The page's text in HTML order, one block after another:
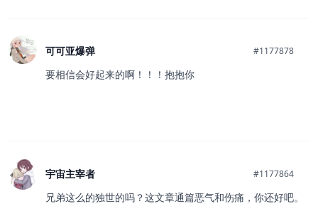
可可亚爆弹 #1177878
要相信会好起来的啊！！！抱抱你
宇宙主宰者 #1177864
兄弟这么的独世的吗？这文章通篇恶气和伤痛，你还好吧。